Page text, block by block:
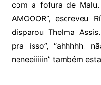
com a fofura de Malu.
AMOOOR”, escreveu
disparou Thelma
pra isso”, “ahhhhh,
neneeiiiiin” também